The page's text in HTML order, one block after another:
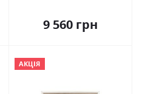
9 560 грн
АКЦІЯ